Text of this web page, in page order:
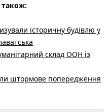
історичну будівлю у
склад ООН із
штормове попередження